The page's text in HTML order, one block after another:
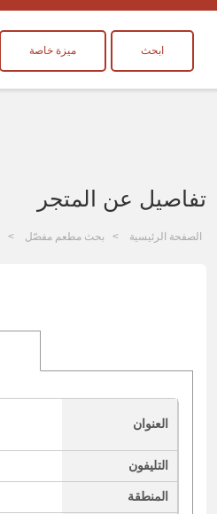
ميزة خاصة ابحث
تفاصيل عن المتجر
الصفحة الرئيسية بحث مطعم مفصّل
العنوان
التليفون
المنطقة